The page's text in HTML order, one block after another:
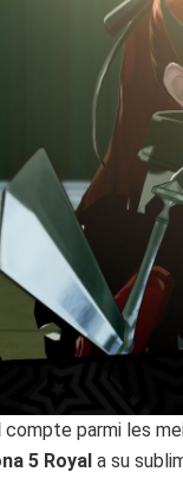
compte parmi les
5 Royal a su